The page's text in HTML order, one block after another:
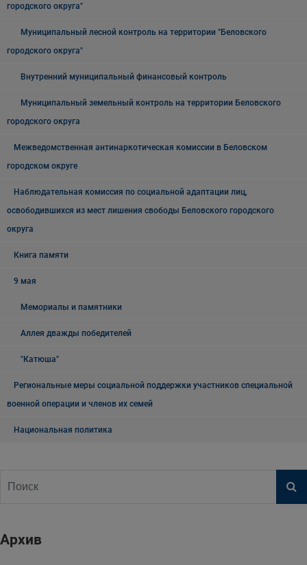
городского округа"
Муниципальный лесной контроль на территории "Беловского
городского округа"
Внутренний муниципальный финансовый контроль
Муниципальный земельный контроль на территории Беловского
городского округа
Межведомственная антинаркотическая комиссии в Беловском
городском округе
Наблюдательная комиссия по социальной адаптации лиц,
освободившихся из мест лишения свободы Беловского городского
округа
Книга памяти
9 мая
Мемориалы и памятники
Аллея дважды победителей
"Катюша"
Региональные меры социальной поддержки участников специальной
военной операции и членов их семей
Национальная политика
Архив